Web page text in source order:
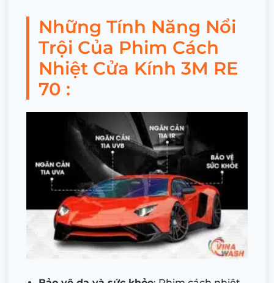
Những Tính Năng Nổi
Trội Của Phim Cách
Nhiệt Cửa Kính 3M RE
70 :